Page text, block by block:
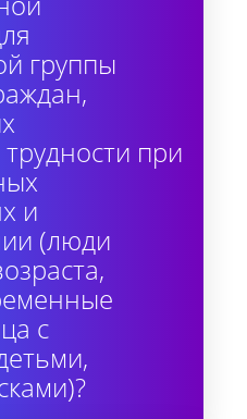
группы
при
и
(люди
с